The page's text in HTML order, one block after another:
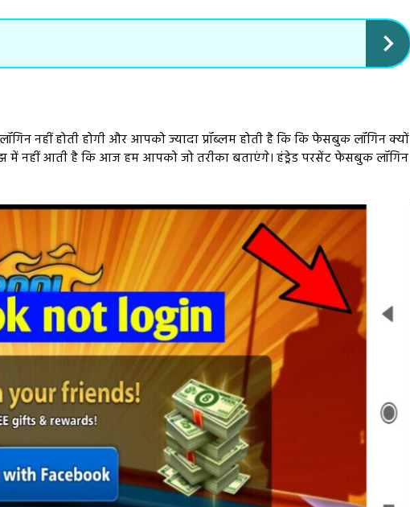
होती होगी और आपको ज्यादा प्रॉब्लम होती है कि कि फेसबुक लॉगिन क्यों
में नहीं आती है कि आज हम आपको जो तरीका बताएंगे। हंड्रेड परसेंट फेसबुक लॉगिन